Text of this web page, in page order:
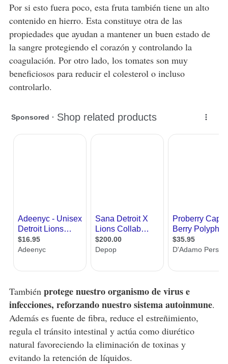
Por si esto fuera poco, esta fruta también tiene un alto
contenido en hierro. Esta constituye otra de las
propiedades que ayudan a mantener un buen estado de
la sangre protegiendo el corazón y controlando la
coagulación. Por otro lado, los tomates son muy
beneficiosos para reducir el colesterol o incluso
controlarlo.
También protege nuestro organismo de virus e
infecciones, reforzando nuestro sistema autoinmune.
Además es fuente de fibra, reduce el estreñimiento,
regula el tránsito intestinal y actúa como diurético
natural favoreciendo la eliminación de toxinas y
evitando la retención de líquidos.